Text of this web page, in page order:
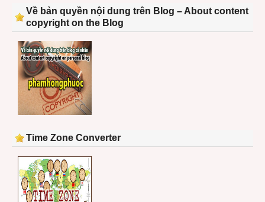
Về bản quyền nội dung trên Blog – About content
copyright on the Blog
Time Zone Converter